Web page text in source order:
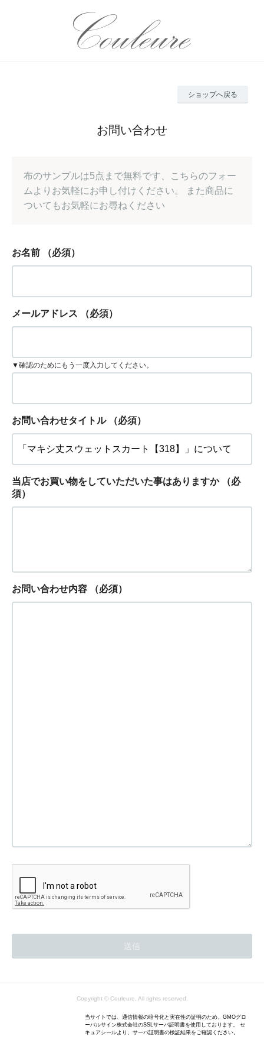
ショップへ戻る
お問い合わせ
布のサンプルは5点まで無料です、こちらのフォー
ムよりお気軽にお申し付けください。 また商品に
ついてもお気軽にお尋ねください
お名前 （必須）
メールアドレス （必須）
▼確認のためにもう一度入力してください。
お問い合わせタイトル （必須）
当店でお買い物をしていただいた事はありますか
（必
須）
お問い合わせ内容 （必須）
Copyright © Couleure, All rights reserved.
当サイトでは、通信情報の暗号化と実在性の証明のため、GMOグロ
ーバルサイン株式会社のSSLサーバ証明書を使用しております。 セ
キュアシールより、サーバ証明書の検証結果をご確認ください。